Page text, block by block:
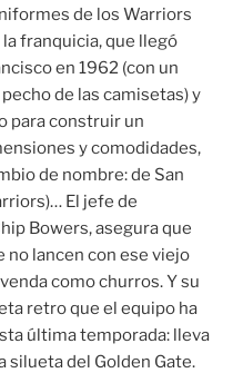
de los Warriors
franquicia, que llegó
en 1962 (con un
de las camisetas) y
para construir un
y comodidades,
de nombre: de San
El jefe de
Bowers, asegura que
no lancen con ese viejo
como churros. Y su
retro que el equipo ha
última temporada: lleva
silueta del Golden Gate.